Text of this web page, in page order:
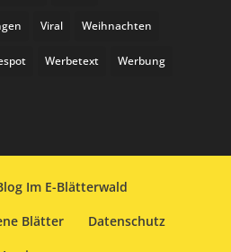
Viral Weihnachten
Werbetext Werbung
Im E-Blätterwald
Blätter
Datenschutz